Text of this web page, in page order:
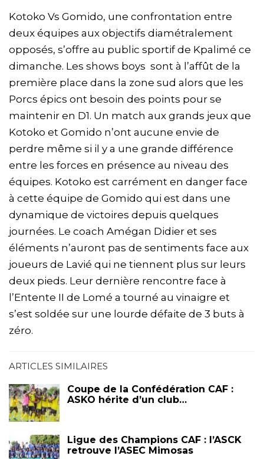
Kotoko Vs Gomido, une confrontation entre
deux équipes aux objectifs diamétralement
opposés, s’offre au public sportif de Kpalimé ce
dimanche. Les shows boys sont à l’affût de la
première place dans la zone sud alors que les
Porcs épics ont besoin des points pour se
maintenir en D1. Un match aux grands jeux que
Kotoko et Gomido n’ont aucune envie de
perdre même si il y a une grande différence
entre les forces en présence au niveau des
équipes. Kotoko est carrément en danger face
à cette équipe de Gomido qui est dans une
dynamique de victoires depuis quelques
journées. Le coach Amégan Didier et ses
éléments n’auront pas de sentiments face aux
joueurs de Lavié qui ne tiennent plus sur leurs
deux pieds. Leur dernière rencontre face à
l’Entente II de Lomé a tourné au vinaigre et
s’est soldée sur une lourde défaite de 3 buts à
zéro.
ARTICLES SIMILAIRES
Coupe de la Confédération CAF :
ASKO hérite d’un club…
Ligue des Champions CAF : l’ASCK
retrouve l’ASEC Mimosas